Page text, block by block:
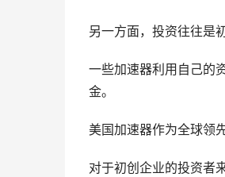
另一方面，投资往往是
一些加速器利用自己的
金。
美国加速器作为全球领
对于初创企业的投资者